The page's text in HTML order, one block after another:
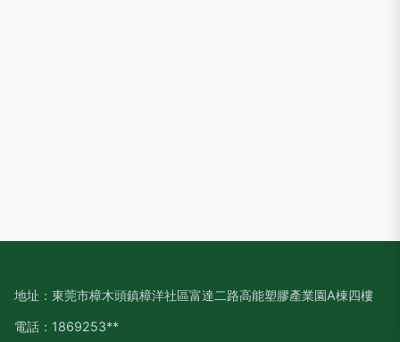
地址：東莞市樟木頭鎮樟洋社區富達二路高能塑膠產業園A棟四樓
電話：1869253**